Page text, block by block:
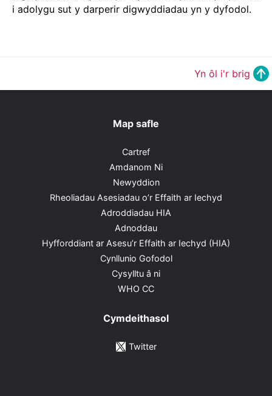
i adolygu sut y darperir digwyddiadau yn y dyfodol.
Yn ôl i'r brig
Map safle
Cartref
Amdanom Ni
Newyddion
Rheoliadau Asesiadau o’r Effaith ar Iechyd
Adroddiadau HIA
Adnoddau
Hyfforddiant ar Asesu’r Effaith ar Iechyd (HIA)
Cynllunio Gofodol
Cysylltu â ni
WHO CC
Cymdeithasol
Twitter